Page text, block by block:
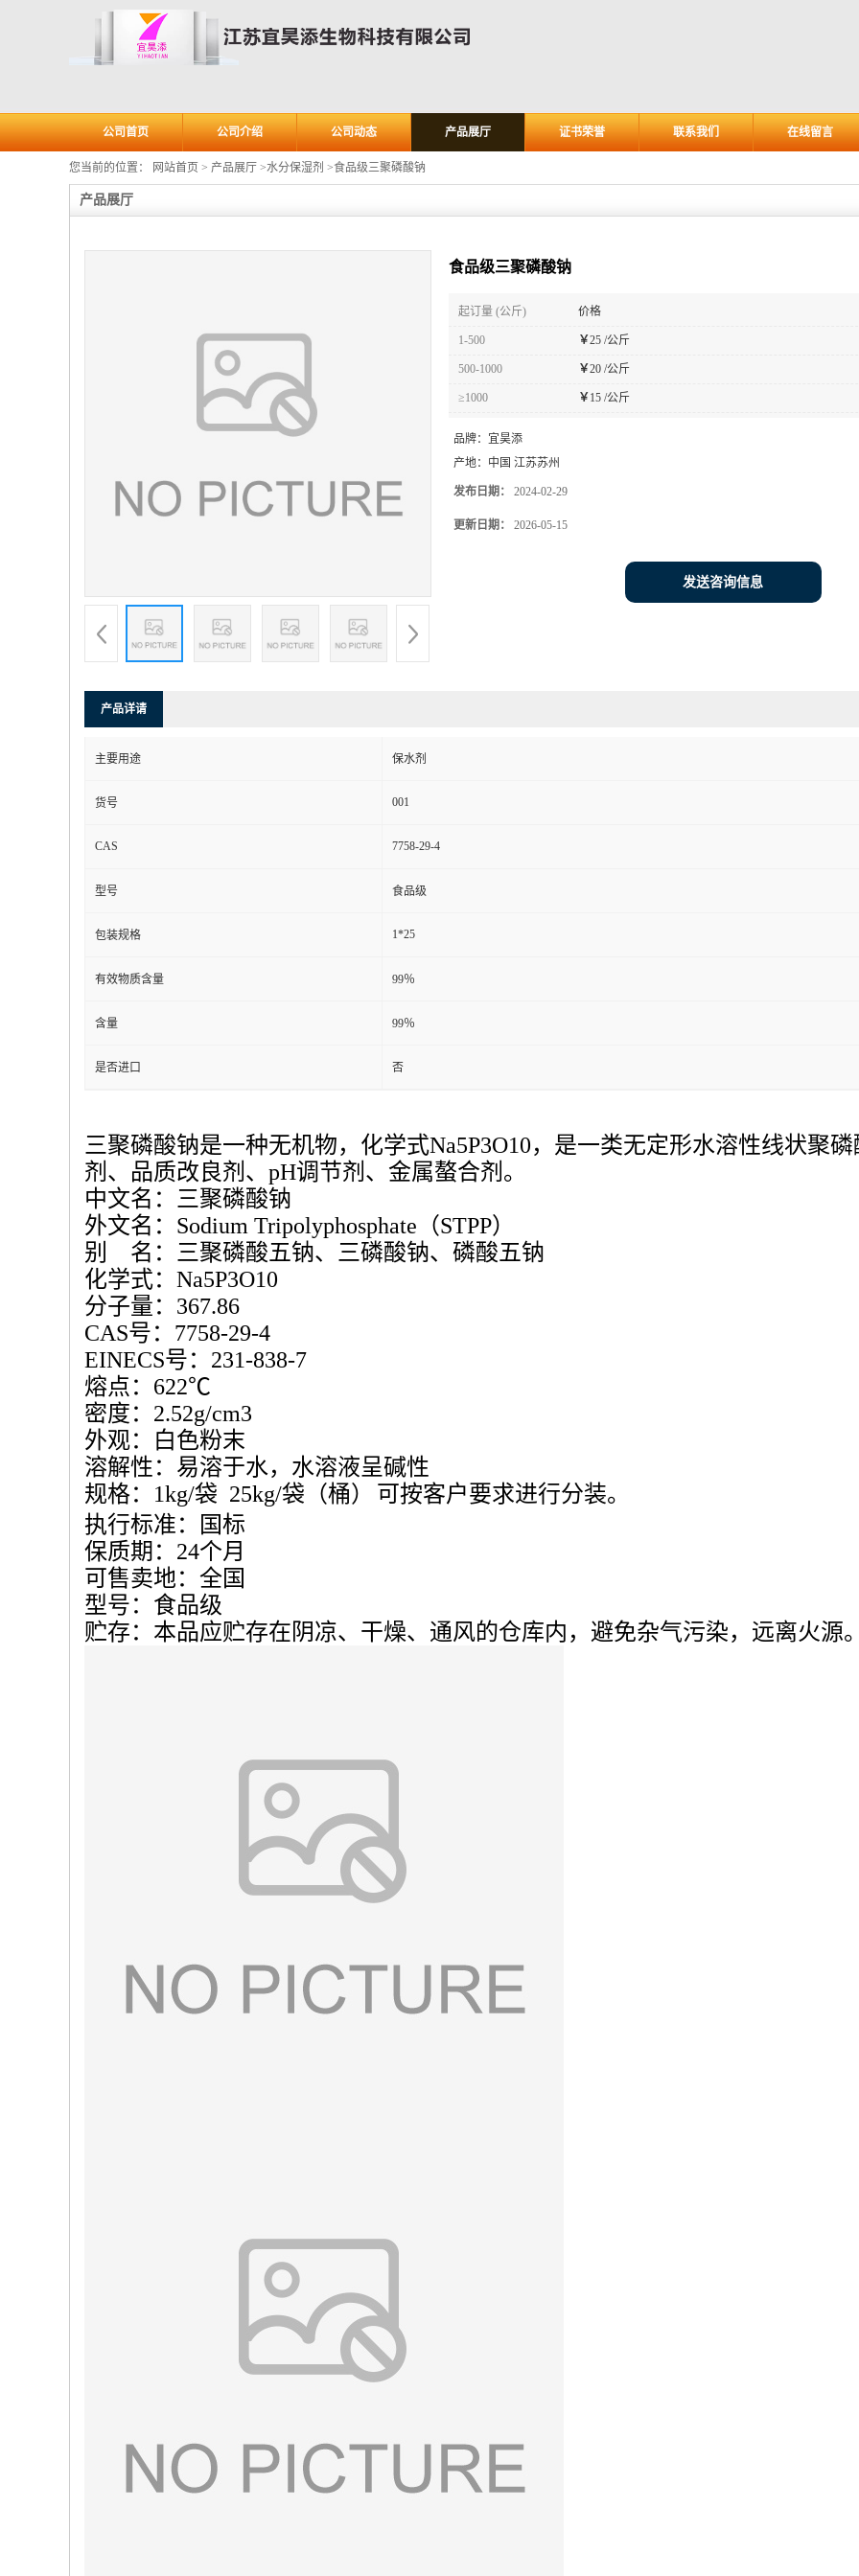
公司首页 公司介绍 公司动态 产品展厅 证书荣誉 联系我们 在线留言
您当前的位置： 网站首页 > 产品展厅 >水分保湿剂 >食品级三聚磷酸钠
产品展厅
食品级三聚磷酸钠
起订量 (公斤) 价格
1-500 ￥25 /公斤
500-1000 ￥20 /公斤
≥1000 ￥ 15 /公斤
品牌： 宜昊添
产地： 中国 江苏苏州
发布日期： 2024-02-29
更新日期： 2026-05-15
发送咨询信息
产品详请
主要用途 保水剂
货号 001
CAS 7758-29-4
型号 食品级
包装规格 1*25
有效物质含量 99％
含量 99％
是否进口 否
三聚磷酸钠是一种无机物，化学式Na5P3O10，是一类无定形水溶性线状聚
剂 、 品质改良剂 、 pH调节剂、 金属螯合剂 。
中文名：三聚磷酸钠
外文名： Sodium Tripolyphosphate （STPP）
别
名：三聚磷酸五钠、三磷酸钠、磷酸五钠
化学式： Na5P3O10
分子量： 367.86
CAS号： 7758-29-4
EINECS号： 231-838-7
熔点： 622℃
密度： 2.52g/cm3
外观：白色粉末
溶解性：易溶于水，水溶液呈碱性
规格： 1kg/袋 25kg/袋（桶）
可按客户要求进行分装。
执行标准：国标
保质期： 24个月
可售卖地：全国
型号：食品级
贮存：本品应贮存在阴凉、干燥、通风的仓库内，避免杂气污染，远离火源